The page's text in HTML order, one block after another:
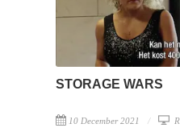
STORAGE WARS
10 December 2021